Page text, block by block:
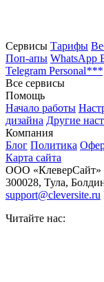
Сервисы Тарифы
Поп-апы WhatsApp
Telegram Personal***
Все сервисы
Помощь
Начало работы
дизайна Другие
Компания
Блог Политика
Карта сайта
ООО «КлеверСайт»
300028, Тула,
support@cleversite.ru
Читайте нас: